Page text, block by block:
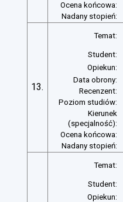
Ocena końcowa:
Nadany stopień:
13.
Temat:
Student:
Opiekun:
Data obrony:
Recenzent:
Poziom studiów:
Kierunek
(specjalność):
Ocena końcowa:
Nadany stopień:
Temat:
Student:
Opiekun: